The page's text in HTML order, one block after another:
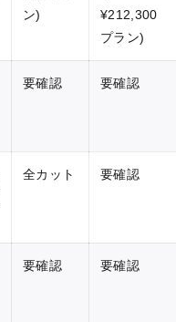
ン)
¥212,300
プラン)
要確認 要確認
全カット 要確認
要確認 要確認